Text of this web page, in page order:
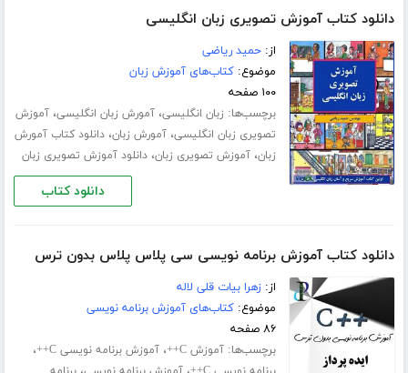
دانلود کتاب آموزش تصویری زبان انگلیسی
از:حمید ریاضی
موضوع:کتاب‌های آموزش زبان
۱۰۰ صفحه
برچسب‌ها: زبان انگلیسی،آمورش زبان انگلیسی،آموزش
تصویری زبان انگلیسی،آمورش زبان،دانلود کتاب آمورش
زبان،آموزش تصویری زبان،دانلود آموزش تصویری زبان
دانلود کتاب
دانلود کتاب آموزش برنامه نویسی سی پلاس پلاس بدون ترس
از:زهرا بیات قلی لاله
موضوع:کتاب‌های آموزش برنامه نویسی
۸۶ صفحه
برچسب‌ها:آموزش C++ ،آموزش برنامه نویسی C++ ،